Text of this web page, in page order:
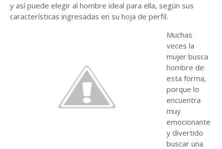
y así puede elegir al hombre ideal para ella, según sus
características ingresadas en su hoja de perfil.
Muchas
veces la
mujer busca
hombre de
esta forma,
porque lo
encuentra
muy
emocionante
y divertido
buscar una